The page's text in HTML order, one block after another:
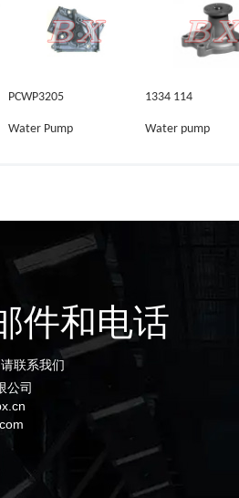
PCWP3205
Water Pump
1334 114
Water pump
件和电话
联系我们
公司